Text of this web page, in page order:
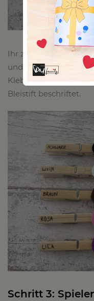
Ihr zeichnet dafür
und schneidet diese
Klebstoff an der
Bleistift beschriftet.
Schritt 3: